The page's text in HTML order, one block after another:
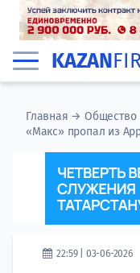
KAZAN
Главная →Общество
«Макс» пропал из
22:59 | 03-06-2026